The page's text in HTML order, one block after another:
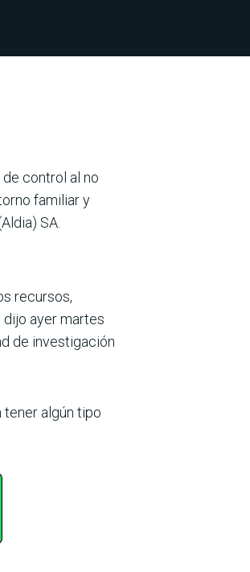
control al no
familiar y
SA.
recur­sos,
dijo ayer martes
de investigación
algún tipo